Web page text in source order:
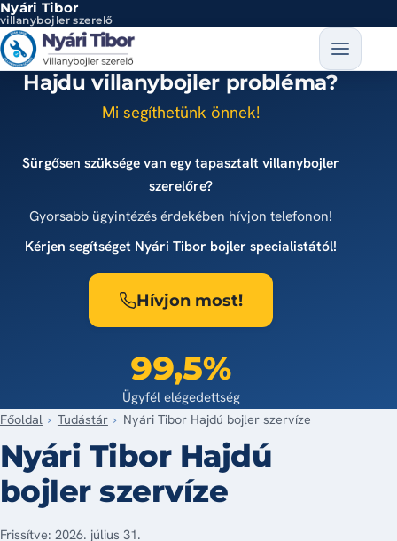
Ugrás a tartalomra
Nyári Tibor
villanybojler szerelő
Hajdu villanybojler probléma?
Mi segíthetünk önnek!
Sürgősen szüksége van egy tapasztalt villanybojler
szerelőre?
Gyorsabb ügyintézés érdekében hívjon telefonon!
Kérjen segítséget Nyári Tibor bojler specialistától!
Hívjon most!
99,5%
Ügyfél elégedettség
Főoldal Tudástár Nyári Tibor Hajdú bojler szervíze
Nyári Tibor Hajdú
bojler szervíze
Frissítve: 2026. július 31.